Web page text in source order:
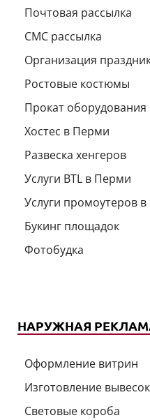
Почтовая рассылка
СМС рассылка
Организация
Ростовые костюмы
Прокат оборудования
Хостес в Перми
Развеска хенгеров
Услуги BTL в Перми
Услуги промоутеров
Букинг площадок
Фотобудка
НАРУЖНАЯ
Оформление витрин
Изготовление вывесок
Световые короба